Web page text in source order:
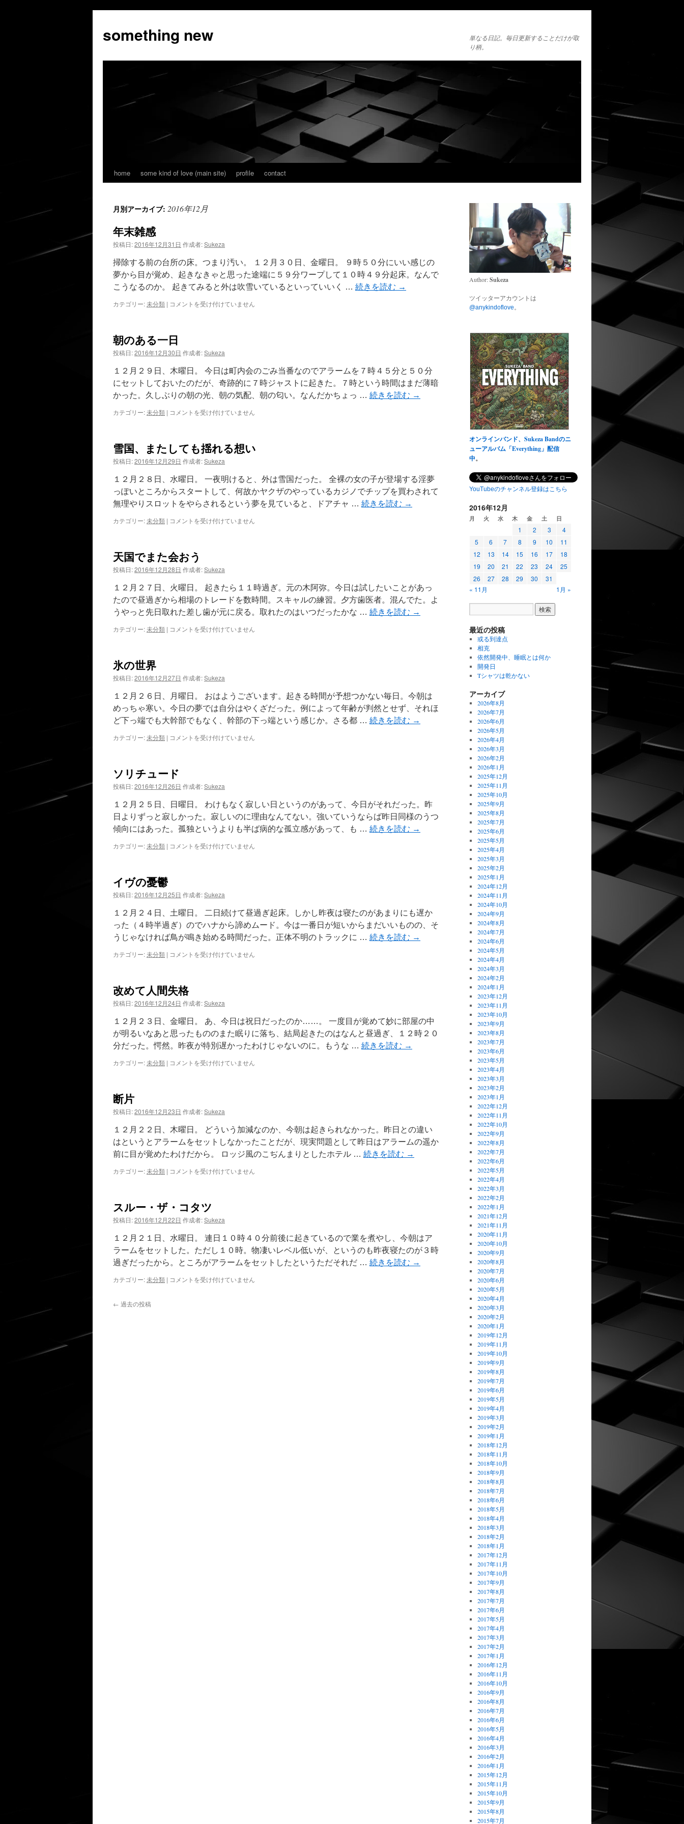
テ
ン
へ
something new
単なる日記。毎日更新することだけが取
り柄。
home some kind of love (main site) profile contact
月別アーカイブ: 2016年12月
年末雑感
投稿日:2016年12月31日 作成者:Sukeza
掃除する前の台所の床。つまり汚い。 １２月３０日、金曜日。 ９時５０分にいい感じの
夢から目が覚め、起きなきゃと思った途端に５９分ワープして１０時４９分起床。なんで
こうなるのか。 起きてみると外は吹雪いているといっていいく … 続きを読む →
カテゴリー:未分類 | 年
は
コメントを受け付けていません
朝のある一日
投稿日:2016年12月30日 作成者:Sukeza
１２月２９日、木曜日。 今日は町内会のごみ当番なのでアラームを７時４５分と５０分
にセットしておいたのだが、奇跡的に７時ジャストに起きた。７時という時間はまだ薄暗
かった。久しぶりの朝の光、朝の気配、朝の匂い。なんだかちょっ … 続きを読む →
カテゴリー:未分類 | 朝
一
日
は
コメントを受け付けていません
雪国、またしても揺れる想い
投稿日:2016年12月29日 作成者:Sukeza
１２月２８日、水曜日。 一夜明けると、外は雪国だった。 全裸の女の子が登場する淫夢
っぽいところからスタートして、何故かヤクザのやっているカジノでチップを買わされて
無理やりスロットをやらされるという夢を見ていると、ドアチャ … 続きを読む →
カテゴリー:未分類 | 雪
し
て
も
揺
れ
る
想
は
コメントを受け付けていません
天国でまた会おう
投稿日:2016年12月28日 作成者:Sukeza
１２月２７日、火曜日。 起きたら１１時過ぎ。元の木阿弥。今日は試したいことがあっ
たので昼過ぎから相場のトレードを数時間。スキャルの練習。夕方歯医者。混んでた。よ
うやっと先日取れた差し歯が元に戻る。取れたのはいつだったかな … 続きを読む →
カテゴリー:未分類 | 天
会
お
う
は
コメントを受け付けていません
氷の世界
投稿日:2016年12月27日 作成者:Sukeza
１２月２６日、月曜日。 おはようございます。起きる時間が予想つかない毎日。今朝は
めっちゃ寒い。今日の夢では自分はやくざだった。例によって年齢が判然とせず、それほ
ど下っ端でも大幹部でもなく、幹部の下っ端という感じか。さる都 … 続きを読む →
カテゴリー:未分類 | 氷
は
コメントを受け付けていません
ソリチュード
投稿日:2016年12月26日 作成者:Sukeza
１２月２５日、日曜日。 わけもなく寂しい日というのがあって、今日がそれだった。昨
日よりずっと寂しかった。寂しいのに理由なんてない。強いていうならば昨日同様のうつ
傾向にはあった。孤独というよりも半ば病的な孤立感があって、も … 続きを読む →
カテゴリー:未分類 | ソ
ド
は
コメントを受け付けていません
イヴの憂鬱
投稿日:2016年12月25日 作成者:Sukeza
１２月２４日、土曜日。 二日続けて昼過ぎ起床。しかし昨夜は寝たのがあまりにも遅か
った（４時半過ぎ）のでハナから諦めムード。今は一番日が短いからまだいいものの、そ
うじゃなければ鳥が鳴き始める時間だった。正体不明のトラックに … 続きを読む →
カテゴリー:未分類 | イ
鬱
は
コメントを受け付けていません
改めて人間失格
投稿日:2016年12月24日 作成者:Sukeza
１２月２３日、金曜日。 あ、今日は祝日だったのか……。 一度目が覚めて妙に部屋の中
が明るいなあと思ったもののまた眠りに落ち、結局起きたのはなんと昼過ぎ、１２時２０
分だった。愕然。昨夜が特別遅かったわけじゃないのに。もうな … 続きを読む →
カテゴリー:未分類 | 改
失
格
は
コメントを受け付けていません
断片
投稿日:2016年12月23日 作成者:Sukeza
１２月２２日、木曜日。 どういう加減なのか、今朝は起きられなかった。昨日との違い
はというとアラームをセットしなかったことだが、現実問題として昨日はアラームの遥か
前に目が覚めたわけだから。 ロッジ風のこぢんまりとしたホテル … 続きを読む →
カテゴリー:未分類 | 断
コメントを受け付けていません
スルー・ザ・コタツ
投稿日:2016年12月22日 作成者:Sukeza
１２月２１日、水曜日。 連日１０時４０分前後に起きているので業を煮やし、今朝はア
ラームをセットした。ただし１０時。物凄いレベル低いが、というのも昨夜寝たのが３時
過ぎだったから。ところがアラームをセットしたというただそれだ … 続きを読む →
カテゴリー:未分類 | ス
コメントを受け付けていません
← 過去の投稿
Author:Sukeza
ツイッターアカウントは
@anykindoflove。
オンラインバンド、Sukeza Bandのニ
ューアルバム「Everything」配信
中。
YouTubeのチャンネル登録はこちら
2016年12月
月 火 水 木 金 土 日
1 2 3
4
5
6 7 8 9 10
11
12
13 14 15 16 17
18
19
20 21 22 23 24
25
26
27 28 29 30
31
« 11月
1月 »
最近の投稿
或る到達点
相克
依然開発中、睡眠とは何か
開発日
Tシャツは乾かない
アーカイブ
2026年8月
2026年7月
2026年6月
2026年5月
2026年4月
2026年3月
2026年2月
2026年1月
2025年12月
2025年11月
2025年10月
2025年9月
2025年8月
2025年7月
2025年6月
2025年5月
2025年4月
2025年3月
2025年2月
2025年1月
2024年12月
2024年11月
2024年10月
2024年9月
2024年8月
2024年7月
2024年6月
2024年5月
2024年4月
2024年3月
2024年2月
2024年1月
2023年12月
2023年11月
2023年10月
2023年9月
2023年8月
2023年7月
2023年6月
2023年5月
2023年4月
2023年3月
2023年2月
2023年1月
2022年12月
2022年11月
2022年10月
2022年9月
2022年8月
2022年7月
2022年6月
2022年5月
2022年4月
2022年3月
2022年2月
2022年1月
2021年12月
2021年11月
2020年11月
2020年10月
2020年9月
2020年8月
2020年7月
2020年6月
2020年5月
2020年4月
2020年3月
2020年2月
2020年1月
2019年12月
2019年11月
2019年10月
2019年9月
2019年8月
2019年7月
2019年6月
2019年5月
2019年4月
2019年3月
2019年2月
2019年1月
2018年12月
2018年11月
2018年10月
2018年9月
2018年8月
2018年7月
2018年6月
2018年5月
2018年4月
2018年3月
2018年2月
2018年1月
2017年12月
2017年11月
2017年10月
2017年9月
2017年8月
2017年7月
2017年6月
2017年5月
2017年4月
2017年3月
2017年2月
2017年1月
2016年12月
2016年11月
2016年10月
2016年9月
2016年8月
2016年7月
2016年6月
2016年5月
2016年4月
2016年3月
2016年2月
2016年1月
2015年12月
2015年11月
2015年10月
2015年9月
2015年8月
2015年7月